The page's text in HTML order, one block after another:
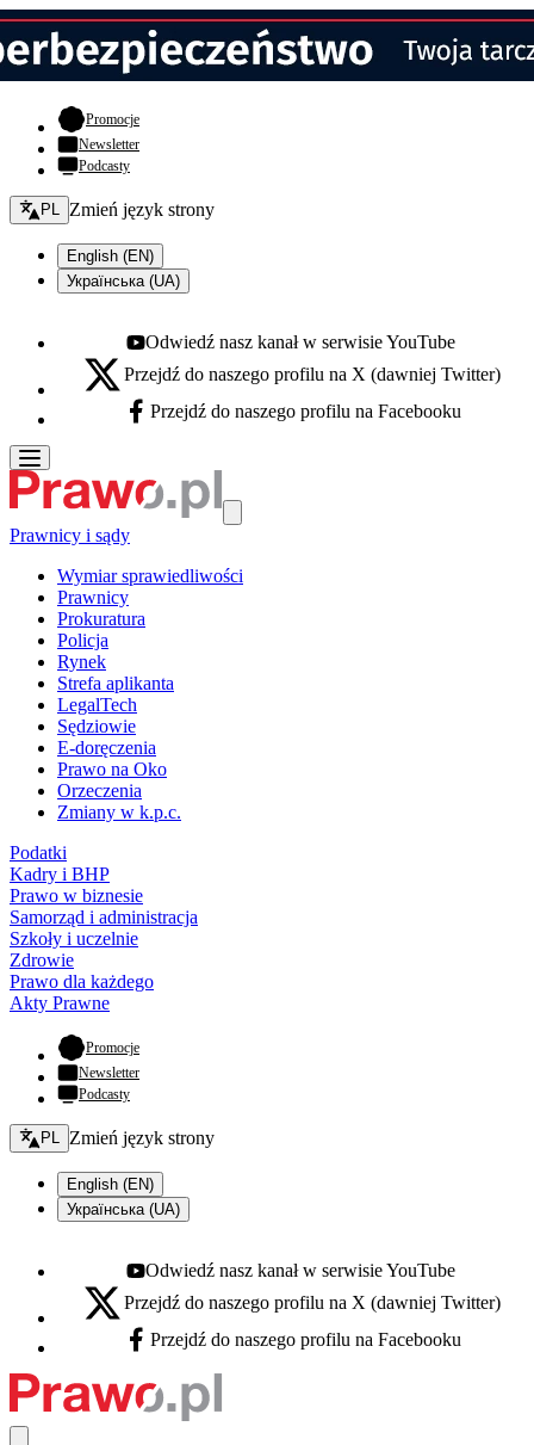
Promocje- otwiera się w nowej karcie
Newsletter
Podcasty
Zmień język - bieżący:
PL Zmień język strony
English (EN)
Українська (UA)
Youtube - otwiera się w nowej karcie
Odwiedź nasz kanał w serwisie YouTube
X - otwiera się w nowej karcie
Przejdź do naszego profilu na X (dawniej Twitter)
Facebook - otwiera się w nowej karcie
Przejdź do naszego profilu na Facebooku
Prawnicy i sądy
Wymiar sprawiedliwości
Prawnicy
Prokuratura
Policja
Rynek
Strefa aplikanta
LegalTech
Sędziowie
E-doręczenia
Prawo na Oko
Orzeczenia
Zmiany w k.p.c.
Podatki
Kadry i BHP
Prawo w biznesie
Samorząd i administracja
Szkoły i uczelnie
Zdrowie
Prawo dla każdego
Akty Prawne
Promocje- otwiera się w nowej karcie
Newsletter
Podcasty
Zmień język - bieżący:
PL Zmień język strony
English (EN)
Українська (UA)
Youtube - otwiera się w nowej karcie
Odwiedź nasz kanał w serwisie YouTube
X - otwiera się w nowej karcie
Przejdź do naszego profilu na X (dawniej Twitter)
Facebook - otwiera się w nowej karcie
Przejdź do naszego profilu na Facebooku